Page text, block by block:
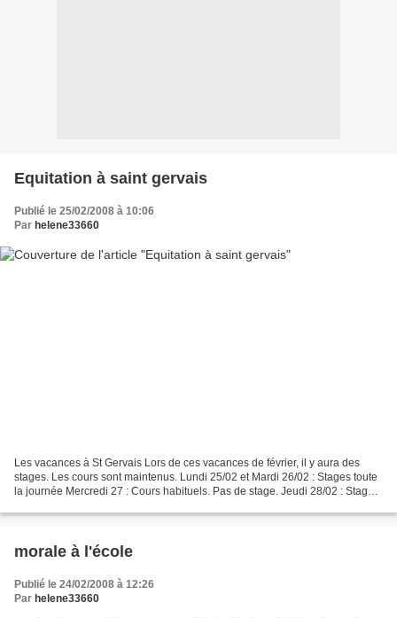
Equitation à saint gervais
Publié le 25/02/2008 à 10:06
Par helene33660
Les vacances à St Gervais Lors de ces vacances de février, il y aura des
stages. Les cours sont maintenus. Lundi 25/02 et Mardi 26/02 : Stages toute
la journée Mercredi 27 : Cours habituels. Pas de stage. Jeudi 28/02 : Stage
morale à l'école
Publié le 24/02/2008 à 12:26
Par helene33660